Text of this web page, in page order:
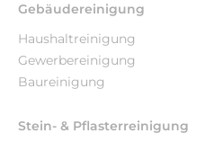
Gebäudereinigung
Haushaltreinigung
Gewerbereinigung
Baureinigung
Stein- & Pflasterreinigung